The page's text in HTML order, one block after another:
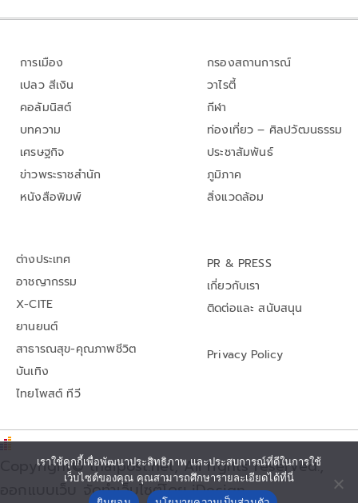
การเมือง
เปลว สีเงิน
คอลัมนิสต์
บทความ
เศรษฐกิจ
ข่าวพระราชสำนัก
หนังสือพิมพ์
กรองสถานการณ์
วาไรตี้
กีฬา
ท่องเที่ยว – ศิลปวัฒนธรรม
ประชาสัมพันธ์
ภูมิภาค
สิ่งแวดล้อม
ต่างประเทศ
อาชญากรรม
X-CITE
ยานยนต์
สาธารณสุข-คุณภาพชีวิต
บันเทิง
ไทยโพสต์ ทีวี
PR & PRESS
เกี่ยวกับเรา
ติดต่อและ สนับสนุน
Privacy Policy
Copyright© thaipost.net, All rights reserved.,
ออกแบบเว็บ จัดทำเว็บไซต์โดย iDesign
เราใช้คุกกี้เพื่อพัฒนาประสิทธิภาพ และประสบการณ์ที่ดีในการใช้
เว็บไซต์ของคุณ คุณสามารถศึกษารายละเอียดได้ที่นี่